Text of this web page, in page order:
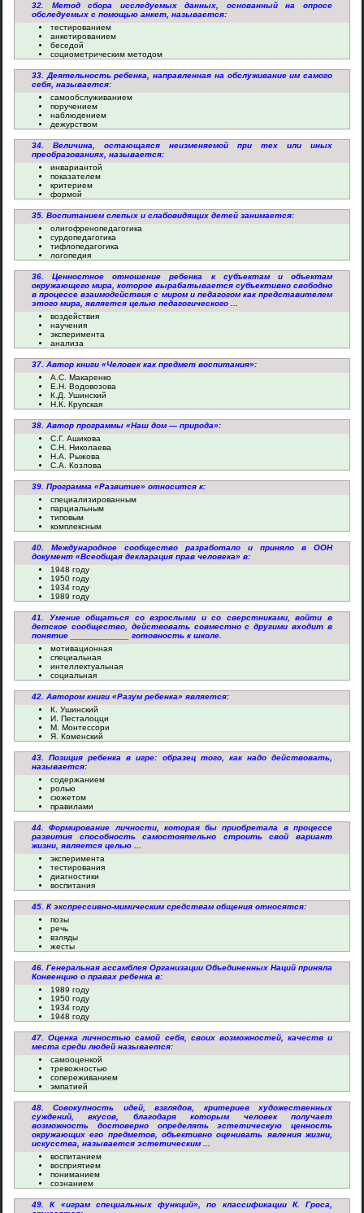
32. Метод сбора исследуемых данных, основанный на опросе
обследуемых с помощью анкет, называется:
тестированием
анкетированием
беседой
социометрическим методом
33. Деятельность ребенка, направленная на обслуживание им самого
себя, называется:
самообслуживанием
поручением
наблюдением
дежурством
34. Величина, остающаяся неизменяемой при тех или иных
преобразованиях, называется:
инвариантой
показателем
критерием
формой
35. Воспитанием слепых и слабовидящих детей занимается:
олигофренопедагогика
сурдопедагогика
тифлопедагогика
логопедия
36. Ценностное отношение ребенка к субъектам и объектам
окружающего мира, которое вырабатывается субъективно свободно
в процессе взаимодействия с миром и педагогом как представителем
этого мира, является целью педагогического ...
воздействия
научения
эксперимента
анализа
37. Автор книги «Человек как предмет воспитания»:
А.С. Макаренко
Е.Н. Водовозова
К.Д. Ушинский
Н.К. Крупская
38. Автор программы «Наш дом — природа»:
С.Г. Ашикова
С.Н. Николаева
Н.А. Рыжова
С.А. Козлова
39. Программа «Развитие» относится к:
специализированным
парциальным
типовым
комплексным
40. Международное сообщество разработало и приняло в ООН
документ «Всеобщая декларация прав человека» в:
1948 году
1950 году
1934 году
1989 году
41. Умение общаться со взрослыми и со сверстниками, войти в
детское сообщество, действовать совместно с другими входит в
понятие ____________ готовность к школе.
мотивационная
специальная
интеллектуальная
социальная
42. Автором книги «Разум ребенка» является:
К. Ушинский
И. Песталоцци
М. Монтессори
Я. Коменский
43. Позиция ребенка в игре: образец того, как надо действовать,
называется:
содержанием
ролью
сюжетом
правилами
44. Формирование личности, которая бы приобретала в процессе
развития способность самостоятельно строить свой вариант
жизни, является целью ...
эксперимента
тестирования
диагностики
воспитания
45. К экспрессивно-мимическим средствам общения относятся:
позы
речь
взляды
жесты
46. Генеральная ассамблея Организации Объединенных Наций приняла
Конвенцию о правах ребенка в:
1989 году
1950 году
1934 году
1948 году
47. Оценка личностью самой себя, своих возможностей, качеств и
места среди людей называется:
самооценкой
тревожностью
сопереживанием
эмпатией
48. Совокупность идей, взглядов, критериев художественных
суждений, вкусов, благодаря которым человек получает
возможность достоверно определять эстетическую ценность
окружающих его предметов, объективно оценивать явления жизни,
искусства, называется эстетическим ...
воспитанием
восприятием
пониманием
сознанием
49. К «играм специальных функций», по классификации К. Гроса,